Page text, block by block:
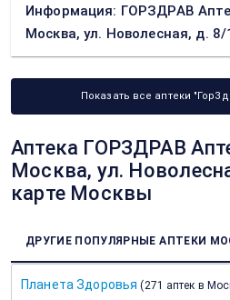
Информация: ГОРЗДРАВ
Москва, ул. Новолесная, д. 8/
Показать все аптеки
Аптека ГОРЗДРАВ
Москва, ул.
карте Москвы
ДРУГИЕ ПОПУЛЯРНЫЕ АПТЕКИ
Планета Здоровья (271 аптек в